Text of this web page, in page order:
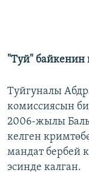
"Туй"
Туйгуналы
комиссиясын
2006-жылы
келген
мандат бербей
эсинде калган.